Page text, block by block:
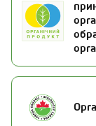
UA-BIO-
Статус
Действителен
Дата выдачи
29.10.2025
31.12.2026
Дата инспекции
25-1863-02-
Статус